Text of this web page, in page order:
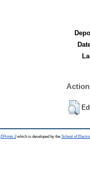
EPrints 3which is developed by the School of